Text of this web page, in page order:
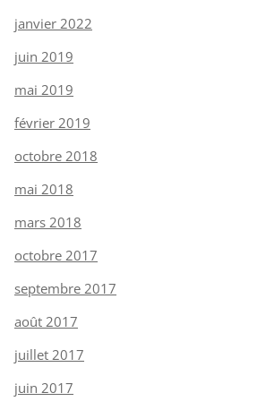
janvier 2022
juin 2019
mai 2019
février 2019
octobre 2018
mai 2018
mars 2018
octobre 2017
septembre 2017
août 2017
juillet 2017
juin 2017